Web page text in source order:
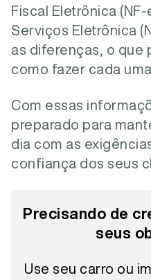
Fiscal Eletrônica
Serviços Eletrônica
as diferenças, o que
como fazer cada uma.
Com essas
preparado para
dia com as
confiança dos seus
Precisando de
seus
Use seu carro ou